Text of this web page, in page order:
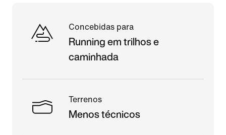
Concebidas para
Running em trilhos e
caminhada
Terrenos
Menos técnicos